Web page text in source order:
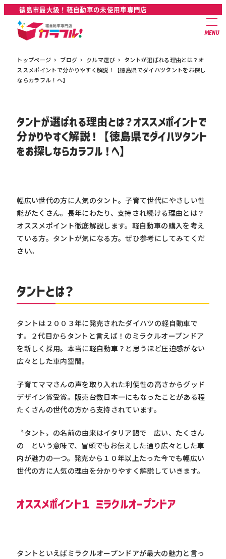
徳島市最大級！軽自動車の未使用車専門店
MENU
トップページ ブログ クルマ選び
タントが選ばれる理由とは？オ
ススメポイントで分かりやすく解説！【徳島県でダイハツタントをお探し
ならカラフル！へ】
タントが選ばれる理由とは？オススメポイントで
分かりやすく解説！【徳島県でダイハツタント
をお探しならカラフル！へ】
幅広い世代の方に人気のタント。子育て世代にやさしい性
能がたくさん。長年にわたり、支持され続ける理由とは？
オススメポイント徹底解説します。軽自動車の購入を考え
ている方。タントが気になる方。ぜひ参考にしてみてくだ
さい。
タントとは？
タントは２００３年に発売されたダイハツの軽自動車で
す。２代目からタントと言えば！のミラクルオープンドア
を新しく採用。本当に軽自動車？と思うほど圧迫感がない
広々とした車内空間。
子育てママさんの声を取り入れた利便性の高さからグッド
デザイン賞受賞。販売台数日本一にもなったことがある程
たくさんの世代の方から支持されています。
〝タント〟の名前の由来はイタリア語で 広い、たくさん
の という意味で、冒頭でもお伝えした通り広々とした車
内が魅力の一つ。発売から１０年以上たった今でも幅広い
世代の方に人気の理由を分かりやすく解説していきます。
オススメポイント１ ミラクルオープンドア
タントといえばミラクルオープンドアが最大の魅力と言っ